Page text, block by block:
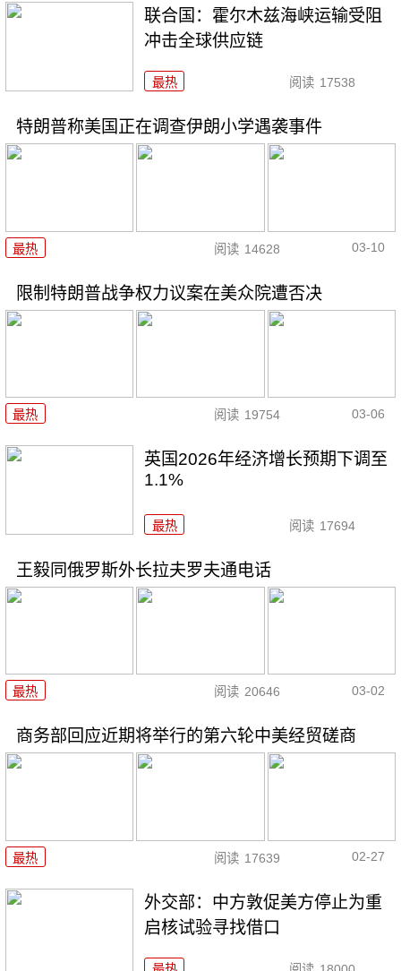
联合国：霍尔木兹海峡运输受阻
冲击全球供应链
最热 阅读 17538
特朗普称美国正在调查伊朗小学遇袭事件
最热 阅读 14628 03-10
限制特朗普战争权力议案在美众院遭否决
最热 阅读 19754 03-06
英国2026年经济增长预期下调至
1.1%
最热 阅读 17694
王毅同俄罗斯外长拉夫罗夫通电话
最热 阅读 20646 03-02
商务部回应近期将举行的第六轮中美经贸磋商
最热 阅读 17639 02-27
外交部：中方敦促美方停止为重
启核试验寻找借口